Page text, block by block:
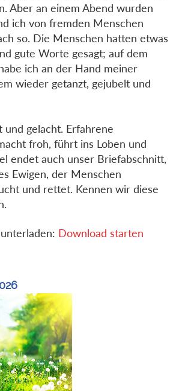
Aber an einem Abend wurden
ich von fremden Menschen
so. Die Menschen hatten etwas
gute Worte gesagt; auf dem
ich an der Hand meiner
wieder getanzt, gejubelt und
und gelacht. Erfahrene
froh, führt ins Loben und
endet auch unser Briefabschnitt,
Ewigen, der Menschen
und rettet. Kennen wir diese
Download starten